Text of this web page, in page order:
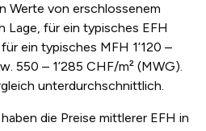
Werte von erschlossenem
Lage, für ein typisches EFH
ein typisches MFH 1’120 –
550 – 1’285 CHF/m² (MWG).
unterdurchschnittlich.
die Preise mittlerer EFH in